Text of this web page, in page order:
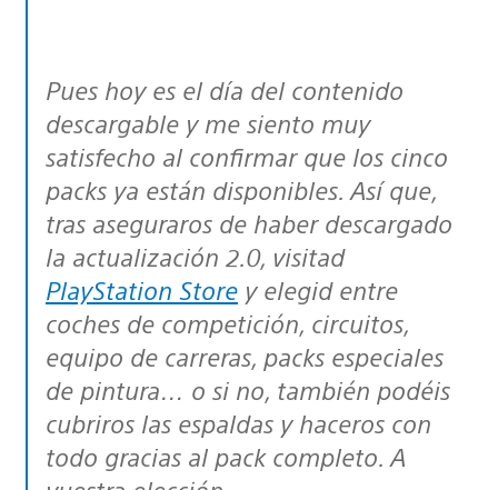
Pues hoy es el día del contenido
descargable y me siento muy
satisfecho al confirmar que los cinco
packs ya están disponibles. Así que,
tras aseguraros de haber descargado
la actualización 2.0, visitad
PlayStation Store y elegid entre
coches de competición, circuitos,
equipo de carreras, packs especiales
de pintura… o si no, también podéis
cubriros las espaldas y haceros con
todo gracias al pack completo. A